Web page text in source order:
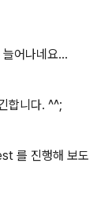
어나네요...
합니다. ^^;
를 진행해 보도